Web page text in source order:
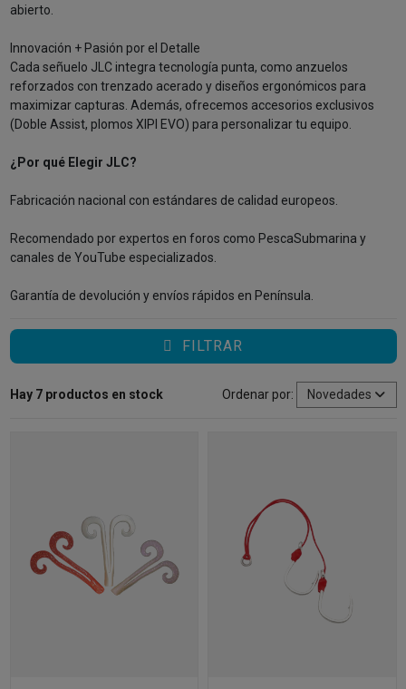
abierto.
Innovación + Pasión por el Detalle
Cada señuelo JLC integra tecnología punta, como anzuelos
reforzados con trenzado acerado y diseños ergonómicos para
maximizar capturas. Además, ofrecemos accesorios exclusivos
(Doble Assist, plomos XIPI EVO) para personalizar tu equipo.
¿Por qué Elegir JLC?
Fabricación nacional con estándares de calidad europeos.
Recomendado por expertos en foros como PescaSubmarina y
canales de YouTube especializados.
Garantía de devolución y envíos rápidos en Península.
FILTRAR
Hay 7 productos en stock Ordenar por: Novedades